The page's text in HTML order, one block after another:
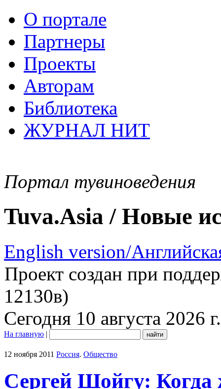
О портале
Партнеры
Проекты
Авторам
Библиотека
ЖУРНАЛ НИТ
Портал тувиноведения
Tuva.Asia / Новые
English version/
Проект создан при
12130в)
Сегодня 10 августа 2026 г.
На главную |
12 ноября 2011 Россия. Общество
Сергей Шойгу: Когда